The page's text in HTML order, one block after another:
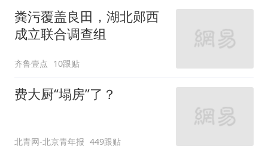
粪污覆盖良田，湖北郧西
成立联合调查组
齐鲁壹点 10跟贴
费大厨“塌房”了？
北青网-北京青年报 449跟贴